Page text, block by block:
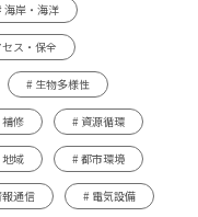
海岸・海洋
ス・保全
# 生物多様性
修 # 資源循環
域 # 都市環境
通信 # 電気設備